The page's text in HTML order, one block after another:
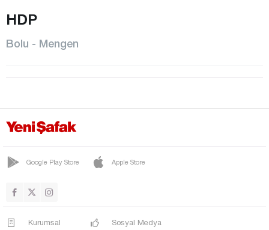
MENGEN
MERKEZ
SEBEN
YENİÇAĞA
Bursa
Çankırı
Çorum
HDP
Bolu - Mengen
Google Play Store Apple Store
Kurumsal Sosyal Medya